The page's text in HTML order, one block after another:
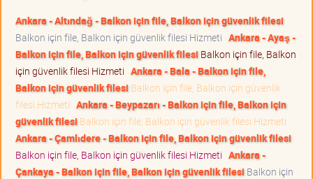
Ankara - Altındağ - Balkon için file, Balkon için güvenlik filesi
Balkon için file, Balkon için güvenlik filesi Hizmeti Ankara - Ayaş -
Balkon için file, Balkon için güvenlik filesi Balkon için file, Balkon
için güvenlik filesi Hizmeti Ankara - Bala - Balkon için file,
Balkon için güvenlik filesi Balkon için file, Balkon için güvenlik
filesi Hizmeti Ankara - Beypazarı - Balkon için file, Balkon için
güvenlik filesi Balkon için file, Balkon için güvenlik filesi Hizmeti
Ankara - Çamlıdere - Balkon için file, Balkon için güvenlik filesi
Balkon için file, Balkon için güvenlik filesi Hizmeti Ankara -
Çankaya - Balkon için file, Balkon için güvenlik filesi Balkon için